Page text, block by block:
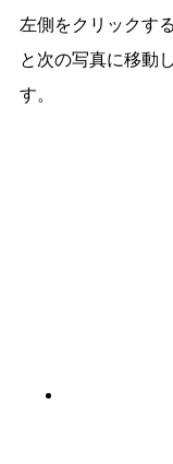
左側をクリックす
と次の写真に移動
す。